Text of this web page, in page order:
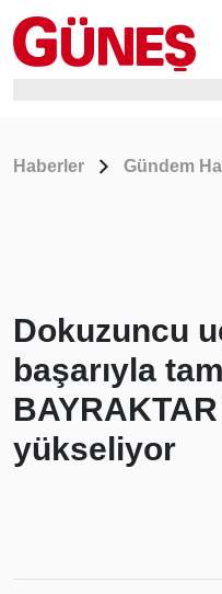
Haberler Gündem
Dokuzuncu
başarıyla
yükseliyor